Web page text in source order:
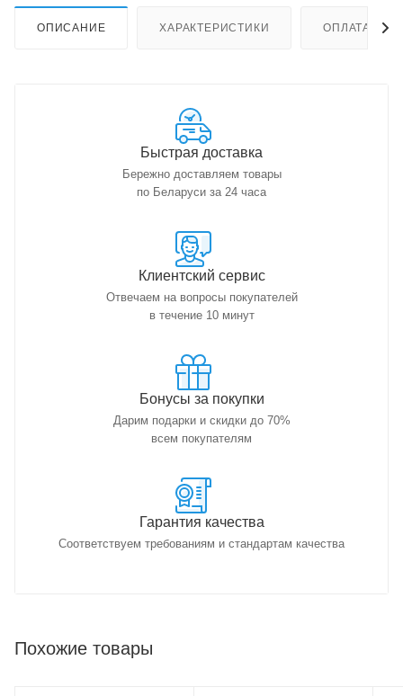
ОПИСАНИЕ ХАРАКТЕРИСТИКИ ОПЛАТА
Быстрая доставка
Бережно доставляем товары
по Беларуси за 24 часа
Клиентский сервис
Отвечаем на вопросы покупателей
в течение 10 минут
Бонусы за покупки
Дарим подарки и скидки до 70%
всем покупателям
Гарантия качества
Соответствуем требованиям и стандартам качества
Похожие товары